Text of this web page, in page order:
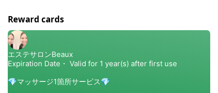
Reward cards